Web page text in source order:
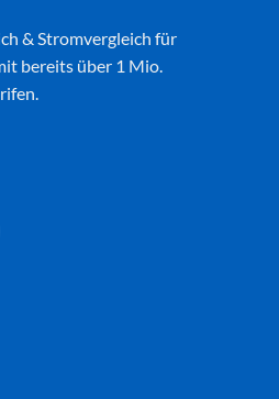
& Stromvergleich für
bereits über 1 Mio.